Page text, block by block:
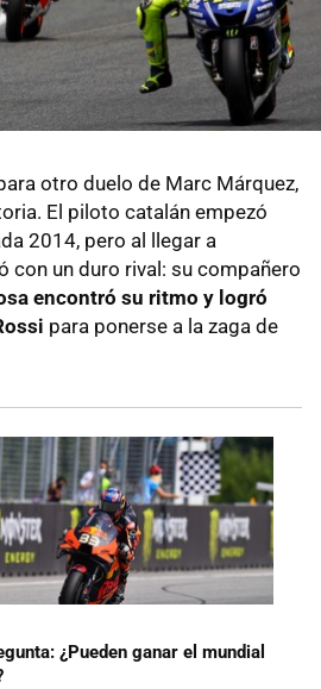
otro duelo de Marc Márquez,
El piloto catalán empezó
2014, pero al llegar a
con un duro rival: su compañero
encontró su ritmo y logró
para ponerse a la zaga de
¿Pueden ganar el mundial